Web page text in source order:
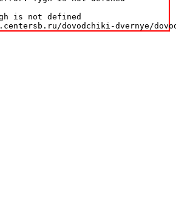
is not defined
dovodchiki-dvernye/